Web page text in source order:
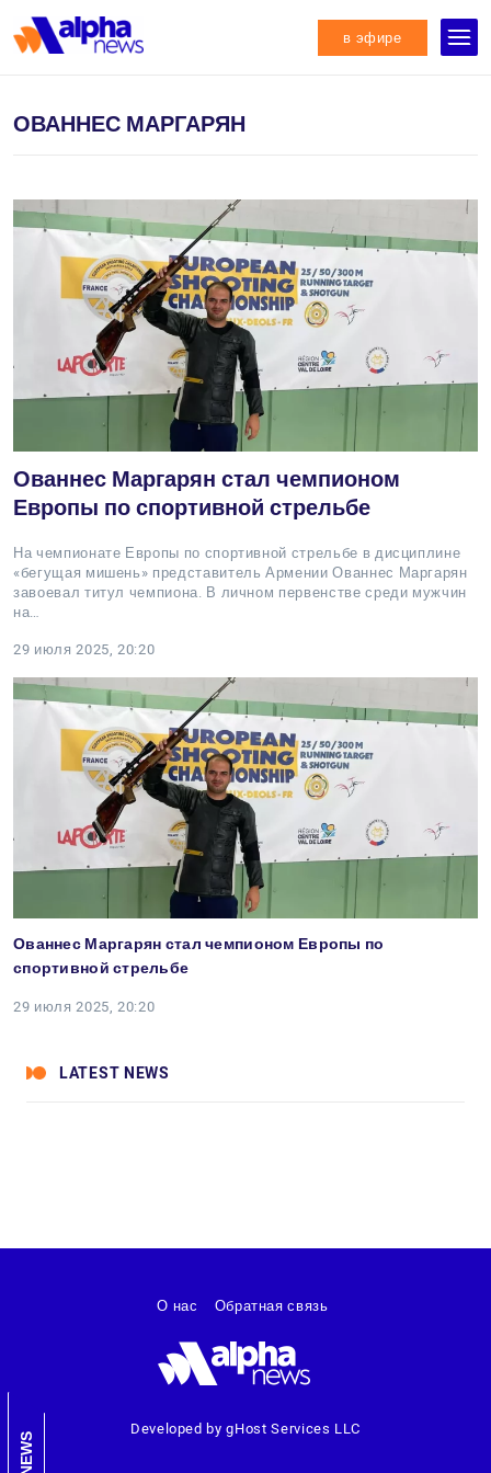
в эфире
ОВАННЕС МАРГАРЯН
Ованнес Маргарян стал чемпионом
Европы по спортивной стрельбе
На чемпионате Европы по спортивной стрельбе в дисциплине
«бегущая мишень» представитель Армении Ованнес Маргарян
завоевал титул чемпиона. В личном первенстве среди мужчин
на…
29 июля 2025, 20:20
Ованнес Маргарян стал чемпионом Европы по
спортивной стрельбе
29 июля 2025, 20:20
LATEST NEWS
NEWS
Developed by gHost Services LLC
О нас Обратная связь